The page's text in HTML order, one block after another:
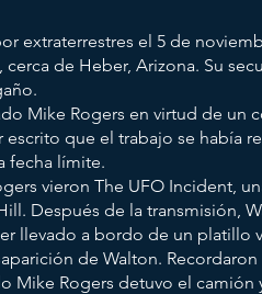
extraterrestres el 5 de
de Heber, Arizona. Su
Mike Rogers en virtud de un
que el trabajo se había
fecha límite.
vieron The UFO Incident,
Después de la transmisión,
llevado a bordo de un platillo
de Walton. Recordaron
Mike Rogers detuvo el camión